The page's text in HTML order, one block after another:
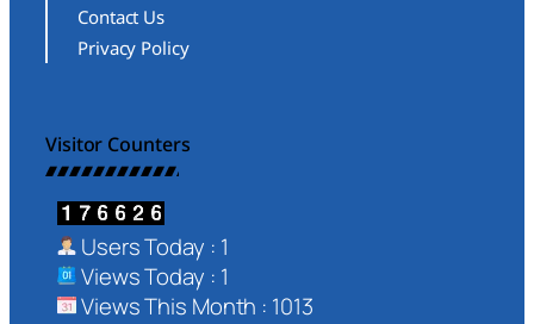
Contact Us
Privacy Policy
Visitor Counters
Users Today : 1
Views Today : 1
Views This Month : 1013